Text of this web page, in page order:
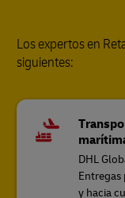
Los expertos en
siguientes:
DHL
y hacia